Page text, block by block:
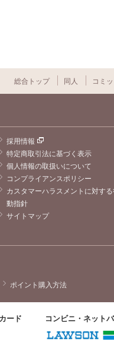
総合トップ 同人 コミ
採用情報
特定商取引法に基づく表示
個人情報の取扱いについて
コンプライアンスポリシー
カスタマーハラスメントに対す
動指針
サイトマップ
ポイント購入方法
ード コンビニ・ネット